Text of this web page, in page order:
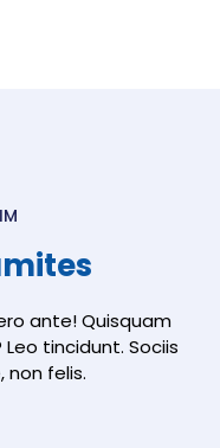
ante! Quisquam
tincidunt. Sociis
non felis.